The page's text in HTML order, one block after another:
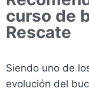
curso de
Rescate
Siendo uno de
evolución del